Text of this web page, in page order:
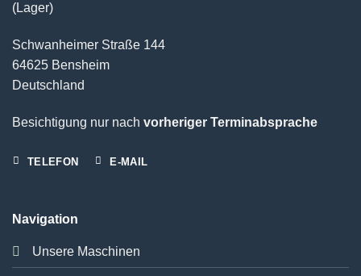
(Lager)
Schwanheimer Straße 144
64625 Bensheim
Deutschland
Besichtigung nur nach vorheriger Terminabsprache
TELEFON E-MAIL
Navigation
Unsere Maschinen